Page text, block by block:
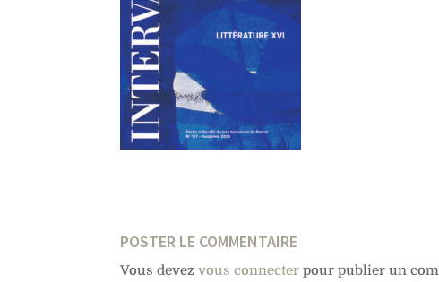
POSTER LE COMMENTAIRE
Vous devezvous connecter pour publier un